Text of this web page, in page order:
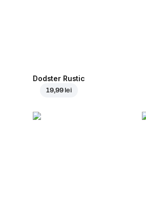
Dodster Rustic
19,99 lei